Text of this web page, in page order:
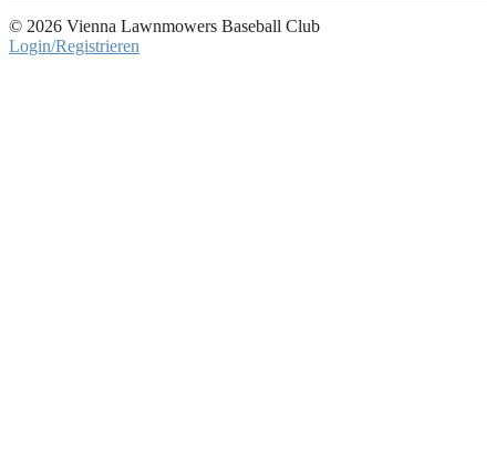
© 2026 Vienna Lawnmowers Baseball Club
Login/Registrieren